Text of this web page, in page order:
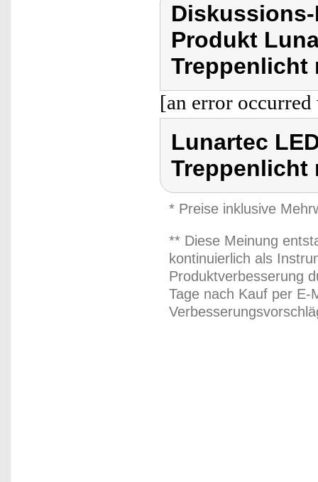
Produkt
Treppenlicht
[an error
Lunartec
Treppenlicht
* Preise inklusive
** Diese Meinung
kontinuierlich als
Produktverbesserung
Tage nach Kauf per E-